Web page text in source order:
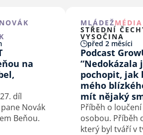
na
díl
Novák
Beňou.
MLÁDEŽMÉDIA
STŘEDNÍ
VYSOČINA
před 2 měsíci
Podcast
“Nedokázala
pochopit, jak
mého
mít nějaký
Příběh o
osobou. Příběh
který byl tváří v